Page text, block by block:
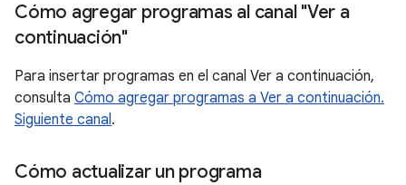
Cómo agregar programas al canal "Ver a
continuación"
Para insertar programas en el canal Ver a continuación,
consulta Cómo agregar programas a Ver a continuación.
Siguiente canal.
Cómo actualizar un programa